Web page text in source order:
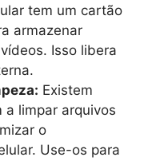
tem um cartão
armazenar
Isso libera
Existem
a limpar arquivos
o
Use-os para